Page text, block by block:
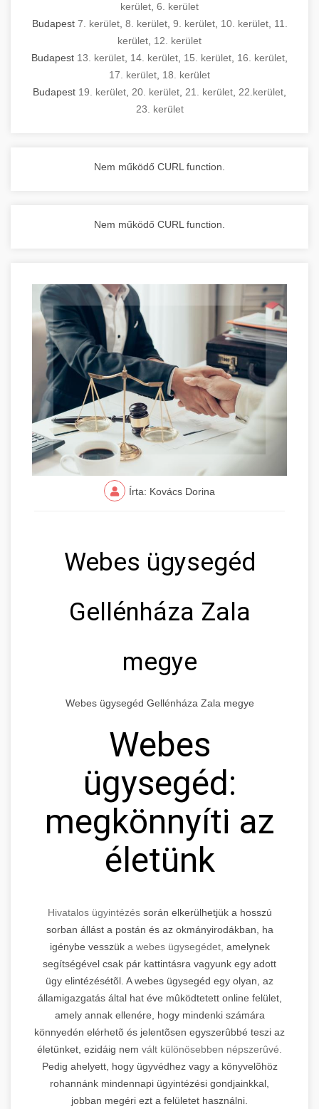
kerület 6. kerület
Budapest 7. kerület, 8. kerület, 9. kerület, 10. kerület, 11.
kerület 12. kerület
Budapest 13. kerület 14. kerület 15. kerület 16. kerület
17. kerület 18. kerület
Budapest 19. kerület 20. kerület 21. kerület 22.kerület
23. kerület
Nem működő CURL function.
Nem működő CURL function.
Írta: Kovács Dorina
Webes ügysegéd
Gellénháza Zala
megye
Webes ügysegéd Gellénháza Zala megye
Webes
ügysegéd:
megkönnyíti az
életünk
Hivatalos ügyintézés során elkerülhetjük a hosszú
sorban állást a postán és az okmányirodákban, ha
igénybe vesszük a webes ügysegédet, amelynek
segítségével csak pár kattintásra vagyunk egy adott
ügy elintézésétõl. A webes ügysegéd egy olyan, az
államigazgatás által hat éve mûködtetett online felület,
amely annak ellenére, hogy mindenki számára
könnyedén elérhetõ és jelentõsen egyszerûbbé teszi az
életünket, ezidáig nem vált különösebben népszerûvé.
Pedig ahelyett, hogy ügyvédhez vagy a könyvelõhöz
rohannánk mindennapi ügyintézési gondjainkkal,
jobban megéri ezt a felületet használni.